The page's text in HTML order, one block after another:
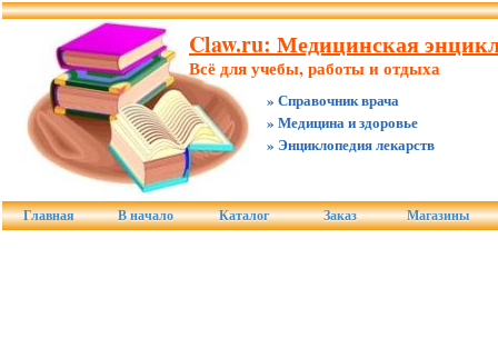
Claw.ru: Медицинская
Всё для учебы, работы и отдыха
» Справочник врача
» Медицина и здоровье
» Энциклопедия лекарств
Главная В начало Каталог Заказ Магазины